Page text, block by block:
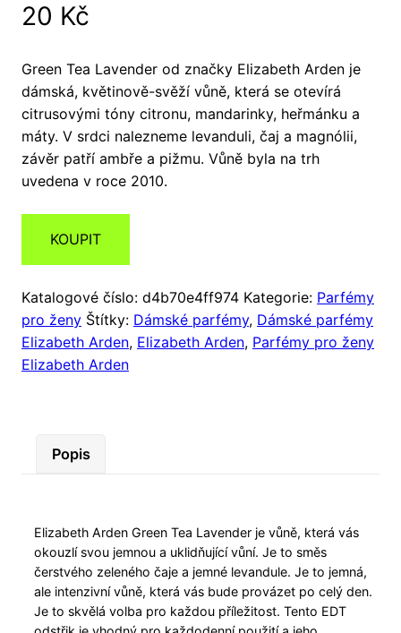
20 Kč
Green Tea Lavender od značky Elizabeth Arden je
dámská, květinově-svěží vůně, která se otevírá
citrusovými tóny citronu, mandarinky, heřmánku a
máty. V srdci nalezneme levanduli, čaj a magnólii,
závěr patří ambře a pižmu. Vůně byla na trh
uvedena v roce 2010.
KOUPIT
Katalogové číslo: d4b70e4ff974 Kategorie: Parfémy
pro ženy Štítky: Dámské parfémy, Dámské parfémy
Elizabeth Arden, Elizabeth Arden, Parfémy pro ženy
Elizabeth Arden
Popis
Elizabeth Arden Green Tea Lavender je vůně, která vás
okouzlí svou jemnou a uklidňující vůní. Je to směs
čerstvého zeleného čaje a jemné levandule. Je to jemná,
ale intenzivní vůně, která vás bude provázet po celý den.
Je to skvělá volba pro každou příležitost. Tento EDT